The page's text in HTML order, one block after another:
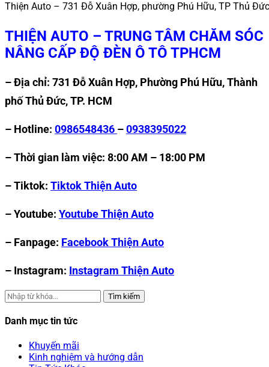
Thiện Auto – 731 Đỗ Xuân Hợp, phường Phú Hữu, TP Thủ
THIỆN AUTO – TRUNG TÂM CHĂM SÓC
NÂNG CẤP ĐỘ ĐÈN Ô TÔ TPHCM
– Địa chỉ: 731 Đỗ Xuân Hợp, Phường Phú Hữu, Thành
phố Thủ Đức, TP. HCM
– Hotline: 0986548436 –0938395022
– Thời gian làm việc: 8:00 AM – 18:00 PM
– Tiktok: Tiktok Thiện Auto
– Youtube: Youtube Thiện Auto
– Fanpage: Facebook Thiện Auto
– Instagram: Instagram Thiện Auto
Tìm kiếm
Danh mục tin tức
Khuyến mãi
Kinh nghiệm và hướng dẫn